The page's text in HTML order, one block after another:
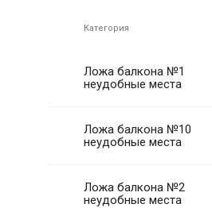
Категория
Ложа балкона №1
неудобные места
Ложа балкона №10
неудобные места
Ложа балкона №2
неудобные места